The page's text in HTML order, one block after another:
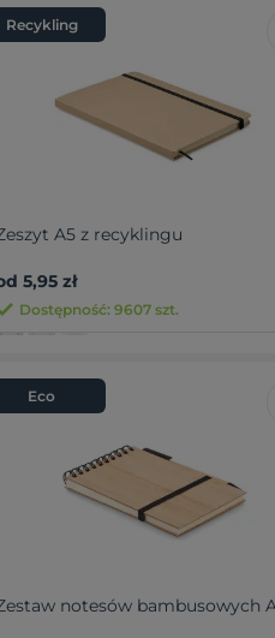
Recykling
A5 z recyklingu
5,95 zł
Dostępność: 9607 szt.
Eco
notesów bambusowych